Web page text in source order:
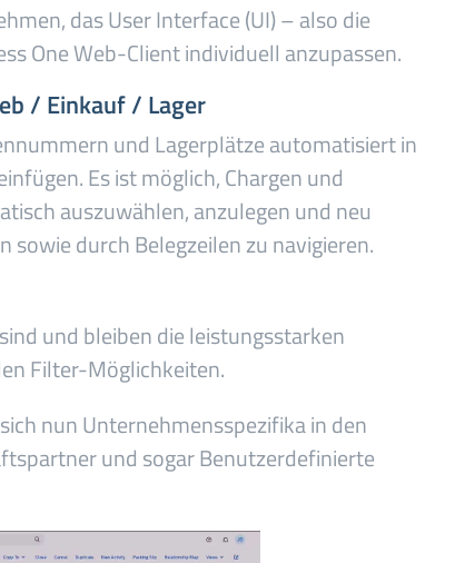
das User Interface (UI) – also die
One Web-Client individuell anzupassen.
/ Einkauf / Lager
und Lagerplätze automatisiert in
Es ist möglich, Chargen und
auszuwählen, anzulegen und neu
durch Belegzeilen zu navigieren.
und bleiben die leistungsstarken
Filter-Möglichkeiten.
nun Unternehmensspezifika in den
und sogar Benutzerdefinierte